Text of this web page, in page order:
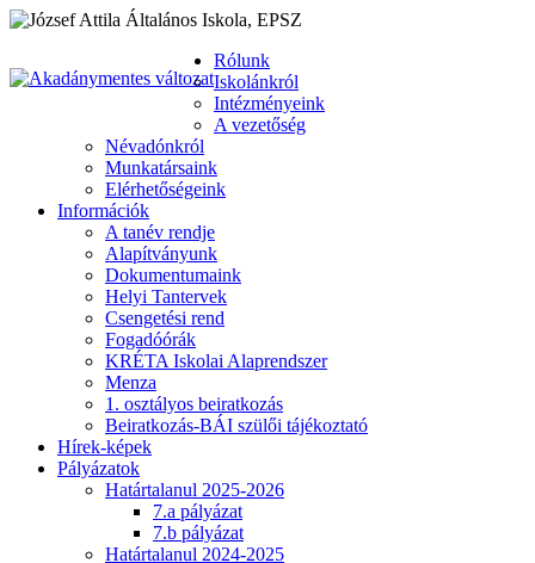
Rólunk
Iskolánkról
Intézményeink
A vezetőség
Névadónkról
Munkatársaink
Elérhetőségeink
Információk
A tanév rendje
Alapítványunk
Dokumentumaink
Helyi Tantervek
Csengetési rend
Fogadóórák
KRÉTA Iskolai Alaprendszer
Menza
1. osztályos beiratkozás
Beiratkozás-BÁI szülői tájékoztató
Hírek-képek
Pályázatok
Határtalanul 2025-2026
7.a pályázat
7.b pályázat
Határtalanul 2024-2025